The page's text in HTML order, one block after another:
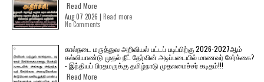
Read More
Aug 07 2026 | Read more
No Comments
கால்நடை மருத்துவ அறிவியல் பட்டப் படிப்பிற்கு 2026-2027ஆம்
கல்வியாண்டு முதல் நீட் தேர்வின் அடிப்படையில் மாணவர் சேர்க்கை?
- இந்தியப் பிரதமருக்கு தமிழ்நாடு முதலமைச்சர் கடிதம்!!!
Read More